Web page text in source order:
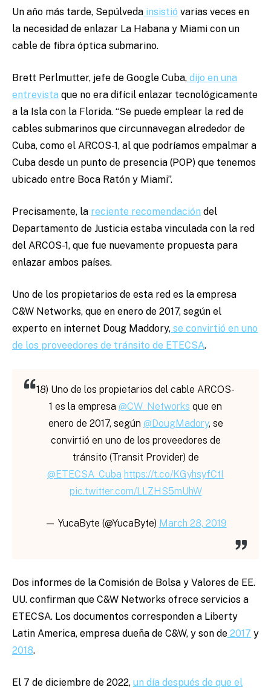
Un año más tarde, Sepúlveda insistió varias veces en
la necesidad de enlazar La Habana y Miami con un
cable de fibra óptica submarino.
Brett Perlmutter, jefe de Google Cuba, dijo en una
entrevista que no era difícil enlazar tecnológicamente
a la Isla con la Florida. “Se puede emplear la red de
cables submarinos que circunnavegan alrededor de
Cuba, como el ARCOS-1, al que podríamos empalmar a
Cuba desde un punto de presencia (POP) que tenemos
ubicado entre Boca Ratón y Miami”.
Precisamente, la reciente recomendación del
Departamento de Justicia estaba vinculada con la red
del ARCOS-1, que fue nuevamente propuesta para
enlazar ambos países.
Uno de los propietarios de esta red es la empresa
C&W Networks, que en enero de 2017, según el
experto en internet Doug Maddory, se convirtió en uno
de los proveedores de tránsito de ETECSA.
18) Uno de los propietarios del cable ARCOS-
1 es la empresa @CW_Networks que en
enero de 2017, según @DougMadory, se
convirtió en uno de los proveedores de
tránsito (Transit Provider) de
@ETECSA_Cuba https://t.co/KGyhsyfCtI
pic.twitter.com/LLZHS5mUhW
— YucaByte (@YucaByte) March 28, 2019
Dos informes de la Comisión de Bolsa y Valores de EE.
UU. confirman que C&W Networks ofrece servicios a
ETECSA. Los documentos corresponden a Liberty
Latin America, empresa dueña de C&W, y son de 2017 y
2018.
El 7 de diciembre de 2022, un día después de que el